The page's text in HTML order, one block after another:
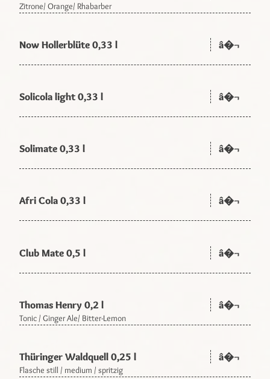
Zitrone/ Orange/ Rhabarber
Now Hollerblüte 0,33 l â�¬
Solicola light 0,33 l â�¬
Solimate 0,33 l â�¬
Afri Cola 0,33 l â�¬
Club Mate 0,5 l â�¬
Thomas Henry 0,2 l â�¬
Tonic / Ginger Ale/ Bitter-Lemon
Thüringer Waldquell 0,25 l â�¬
Flasche still / medium / spritzig